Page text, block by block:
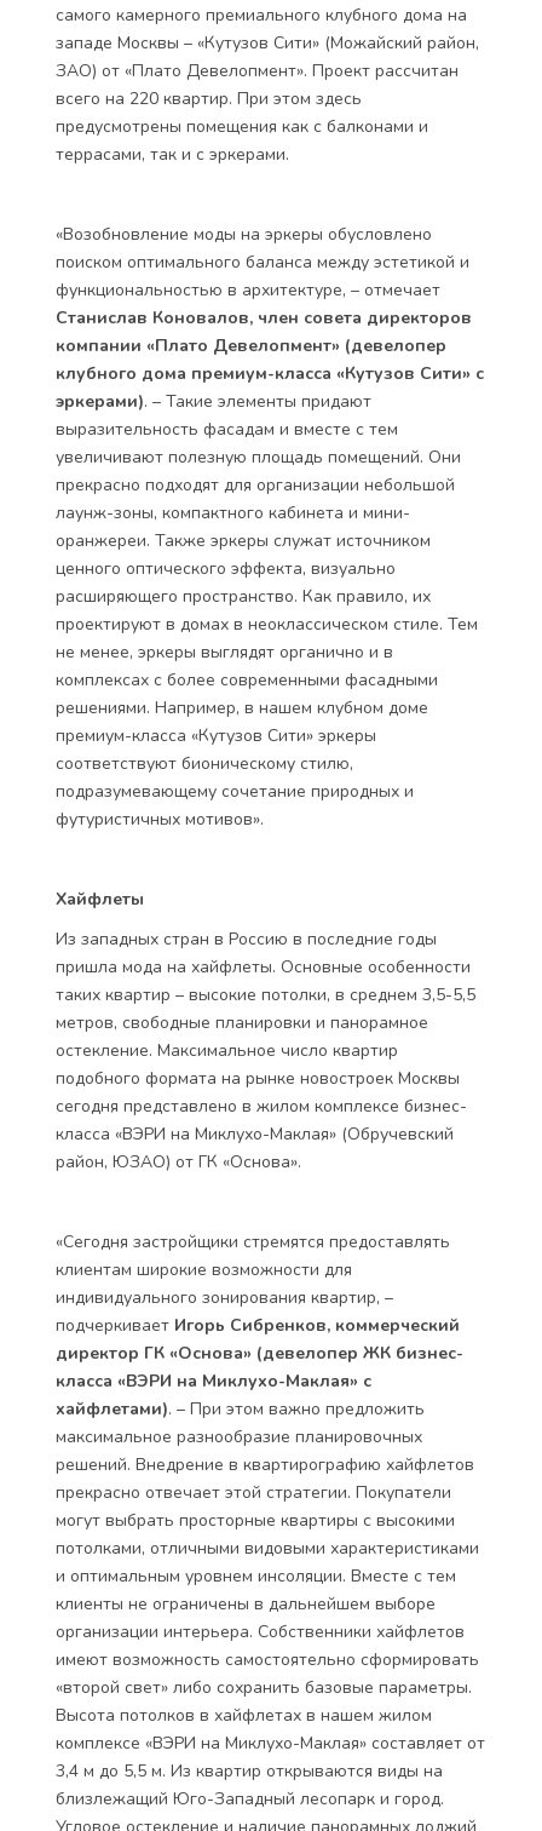
самого камерного премиального клубного дома на
западе Москвы – «Кутузов Сити» (Можайский район,
ЗАО) от «Плато Девелопмент». Проект рассчитан
всего на 220 квартир. При этом здесь
предусмотрены помещения как с балконами и
террасами, так и с эркерами.
«Возобновление моды на эркеры обусловлено
поиском оптимального баланса между эстетикой и
функциональностью в архитектуре, – отмечает
Станислав Коновалов, член совета директоров
компании «Плато Девелопмент» (девелопер
клубного дома премиум-класса «Кутузов Сити» с
эркерами). – Такие элементы придают
выразительность фасадам и вместе с тем
увеличивают полезную площадь помещений. Они
прекрасно подходят для организации небольшой
лаунж-зоны, компактного кабинета и мини-
оранжереи. Также эркеры служат источником
ценного оптического эффекта, визуально
расширяющего пространство. Как правило, их
проектируют в домах в неоклассическом стиле. Тем
не менее, эркеры выглядят органично и в
комплексах с более современными фасадными
решениями. Например, в нашем клубном доме
премиум-класса «Кутузов Сити» эркеры
соответствуют бионическому стилю,
подразумевающему сочетание природных и
футуристичных мотивов».
Хайфлеты
Из западных стран в Россию в последние годы
пришла мода на хайфлеты. Основные особенности
таких квартир – высокие потолки, в среднем 3,5-5,5
метров, свободные планировки и панорамное
остекление. Максимальное число квартир
подобного формата на рынке новостроек Москвы
сегодня представлено в жилом комплексе бизнес-
класса «ВЭРИ на Миклухо-Маклая» (Обручевский
район, ЮЗАО) от ГК «Основа».
«Сегодня застройщики стремятся предоставлять
клиентам широкие возможности для
индивидуального зонирования квартир, –
подчеркивает Игорь Сибренков, коммерческий
директор ГК «Основа» (девелопер ЖК бизнес-
класса «ВЭРИ на Миклухо-Маклая» с
хайфлетами). – При этом важно предложить
максимальное разнообразие планировочных
решений. Внедрение в квартирографию хайфлетов
прекрасно отвечает этой стратегии. Покупатели
могут выбрать просторные квартиры с высокими
потолками, отличными видовыми характеристиками
и оптимальным уровнем инсоляции. Вместе с тем
клиенты не ограничены в дальнейшем выборе
организации интерьера. Собственники хайфлетов
имеют возможность самостоятельно сформировать
«второй свет» либо сохранить базовые параметры.
Высота потолков в хайфлетах в нашем жилом
комплексе «ВЭРИ на Миклухо-Маклая» составляет от
3,4 м до 5,5 м. Из квартир открываются виды на
близлежащий Юго-Западный лесопарк и город.
Угловое остекление и наличие панорамных лоджий